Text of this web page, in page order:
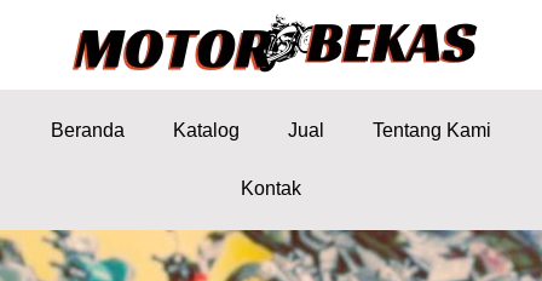
Beranda Katalog Jual Tentang Kami
Kontak